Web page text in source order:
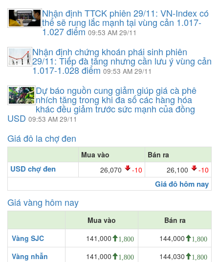
Nhận định TTCK phiên 29/11: VN-Index có
thể sẽ rung lắc mạnh tại vùng cản 1.017-
1.027 điểm 09:53 AM 29/11
Nhận định chứng khoán phái sinh phiên
29/11: Tiếp đà tăng nhưng cần lưu ý vùng cản
1.017-1.028 điểm 09:53 AM 29/11
Dự báo nguồn cung giảm giúp giá cà phê
nhích tăng trong khi đa số các hàng hóa
khác đều giảm trước sức mạnh của đồng
USD 09:53 AM 29/11
Giá đô la chợ đen
Mua vào Bán ra
USD chợ đen 26,070 -10 26,100 -10
Giá đô hôm nay
Giá vàng hôm nay
Mua vào
Bán ra
Vàng SJC
141,000 1,800 144,000 1,800
Vàng nhẫn 141,000 1,800 144,030 1,800